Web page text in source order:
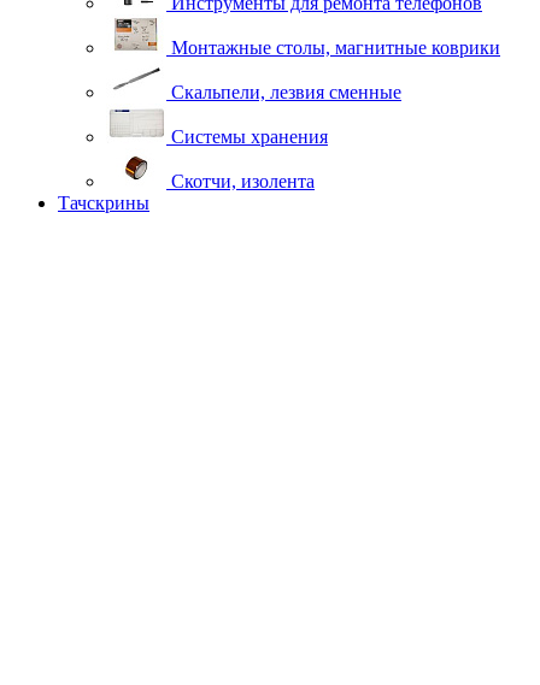
Монтажные столы, магнитные коврики
Скальпели, лезвия сменные
Системы хранения
Скотчи, изолента
Тачскрины